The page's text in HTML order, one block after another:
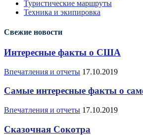
Туристические маршруты
Техника и экипировка
Свежие новости
Интересные факты о США
Впечатления и отчеты 17.10.2019
Самые интересные факты о
Впечатления и отчеты 17.10.2019
Сказочная Сокотра